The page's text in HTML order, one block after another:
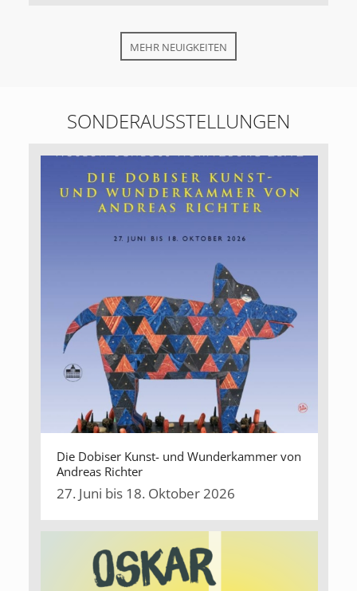
MEHR NEUIGKEITEN
SONDERAUSSTELLUNGEN
Die Dobiser Kunst- und Wunderkammer von
Andreas Richter
27. Juni bis 18. Oktober 2026